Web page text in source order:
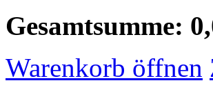
Gesamtsumme:
Warenkorb öffnen